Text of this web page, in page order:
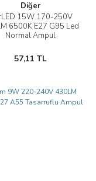
Diğer
15W 170-250V
6500K E27 G95 Led
Normal Ampul
57,11 TL